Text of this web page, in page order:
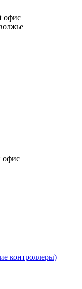
офис
офис
контроллеры)